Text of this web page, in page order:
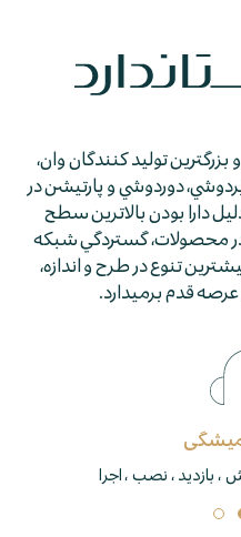
بزرگترين توليد كنندگان وان،
دوردوشي و پارتيشن در
دارا بودن بالاترين سطح
در محصولات، گستردگي شبكه
تنوع در طرح و اندازه،
عرصه قدم برمي­دارد.
بازدید ، نصب ، اجرا